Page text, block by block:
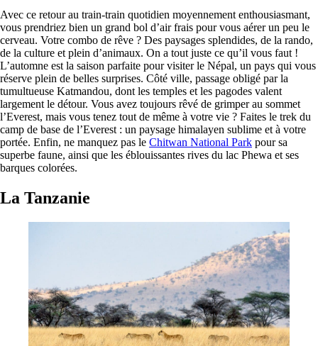
Avec ce retour au train-train quotidien moyennement enthousiasmant,
vous prendriez bien un grand bol d’air frais pour vous aérer un peu le
cerveau. Votre combo de rêve ? Des paysages splendides, de la rando,
de la culture et plein d’animaux. On a tout juste ce qu’il vous faut !
L’automne est la saison parfaite pour visiter le Népal, un pays qui vous
réserve plein de belles surprises. Côté ville, passage obligé par la
tumultueuse Katmandou, dont les temples et les pagodes valent
largement le détour. Vous avez toujours rêvé de grimper au sommet
l’Everest, mais vous tenez tout de même à votre vie ? Faites le trek du
camp de base de l’Everest : un paysage himalayen sublime et à votre
portée. Enfin, ne manquez pas le Chitwan National Park pour sa
superbe faune, ainsi que les éblouissantes rives du lac Phewa et ses
barques colorées.
La Tanzanie